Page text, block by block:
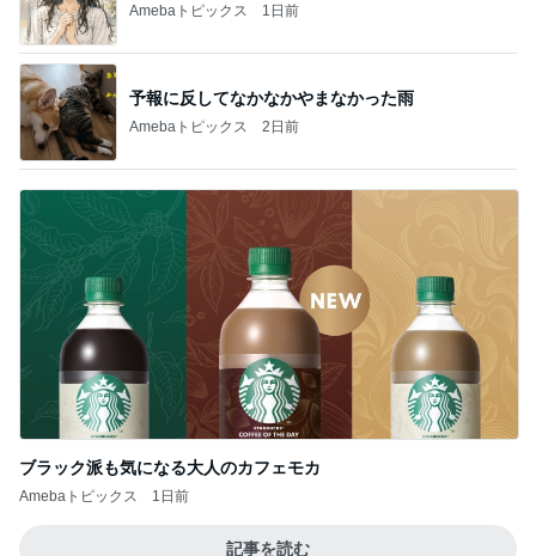
Amebaトピックス 2日前
ブラック派も気になる大人のカフェモカ
Amebaトピックス
記事を読む
Amebaトピックス 1日前